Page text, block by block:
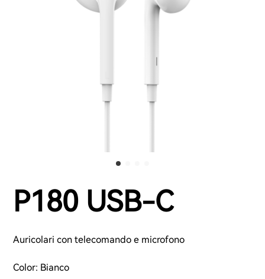
P180 USB-C
Auricolari con telecomando e microfono
Color: Bianco